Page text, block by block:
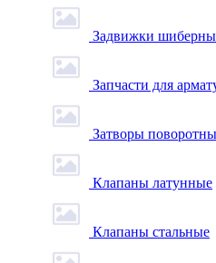
Задвижки
Запчасти для
Затворы
Клапаны латунные
Клапаны стальные